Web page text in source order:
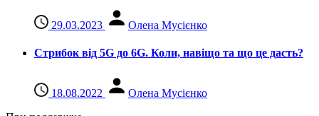
29.03.2023 Олена Мусієнко
Стрибок від 5G до 6G. Коли, навіщо та що це даcть?
18.08.2022
Олена Мусієнко